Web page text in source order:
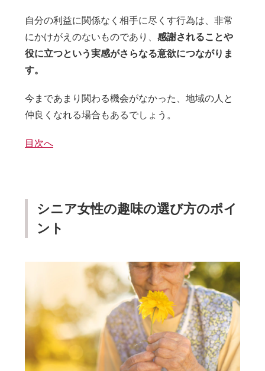
自分の利益に関係なく相手に尽くす行為は、非常
にかけがえのないものであり、 感謝されることや
役に立つという実感がさらなる意欲につながりま
す。
今まであまり関わる機会がなかった、地域の人と
仲良くなれる場合もあるでしょう。
目次へ
シニア女性の趣味の選び方のポイ
ント